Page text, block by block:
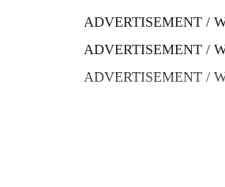
ADVERTISEMENT /
ADVERTISEMENT /
ADVERTISEMENT /